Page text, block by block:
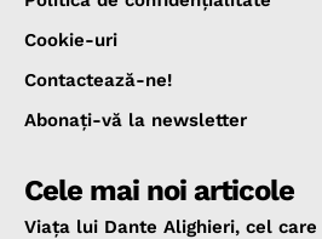
Cookie-uri
Contactează-ne!
Abonaţi-vă la newsletter
Cele mai noi articole
Viața lui Dante Alighieri, cel